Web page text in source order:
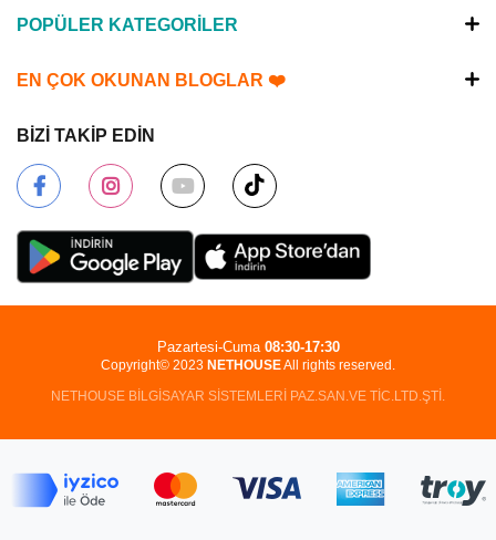
POPÜLER KATEGORİLER
EN ÇOK OKUNAN BLOGLAR ❤️
BİZİ TAKİP EDİN
Copyright© 2023 NETHOUSEAll rights reserved.
NETHOUSE BİLGİSAYAR SİSTEMLERİ PAZ.SAN.VE TİC.LTD.ŞTİ.
Pazartesi-Cuma 08:30-17:30